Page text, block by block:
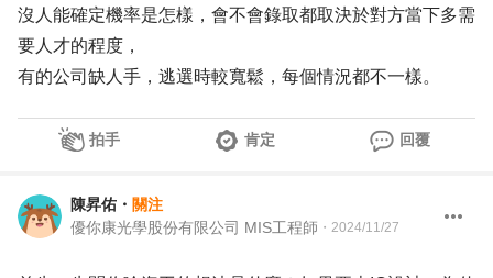
沒人能確定機率是怎樣，會不會錄取都取決於對方當下多需
要人才的程度，
有的公司缺人手，逃選時較寬鬆，每個情況都不一樣。
拍手 肯定 回覆
陳昇佑 ・ 關注
優你康光學股份有限公司 MIS工程師 ・ 2024/11/27